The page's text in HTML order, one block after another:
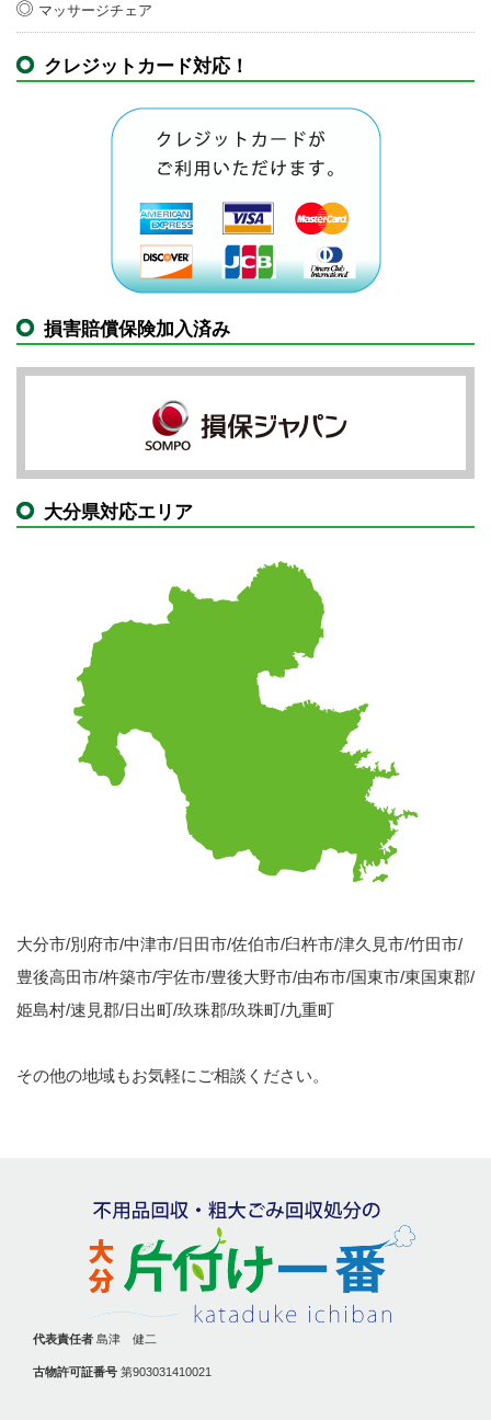
マッサージチェア
クレジットカード対応！
損害賠償保険加入済み
大分県対応エリア
大分市/別府市/中津市/日田市/佐伯市/臼杵市/津久見市/竹田市/
豊後高田市/杵築市/宇佐市/豊後大野市/由布市/国東市/東国東郡/
姫島村/速見郡/日出町/玖珠郡/玖珠町/九重町
その他の地域もお気軽にご相談ください。
代表責任者 島津 健二
古物許可証番号 第903031410021